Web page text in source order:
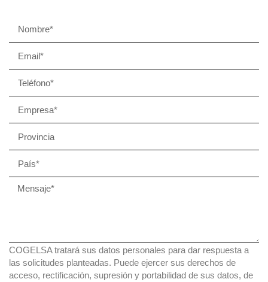
COGELSA tratará sus datos personales para dar respuesta a
las solicitudes planteadas. Puede ejercer sus derechos de
acceso, rectificación, supresión y portabilidad de sus datos, de